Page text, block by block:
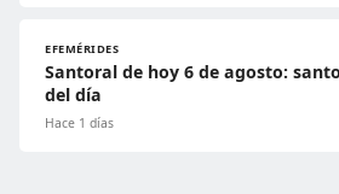
EFEMÉRIDES
Santoral de hoy 6 de agosto:
del día
Hace 1 días